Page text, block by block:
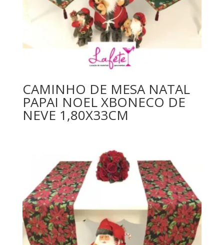
CAMINHO DE MESA NATAL
PAPAI NOEL XBONECO DE
NEVE 1,80X33CM